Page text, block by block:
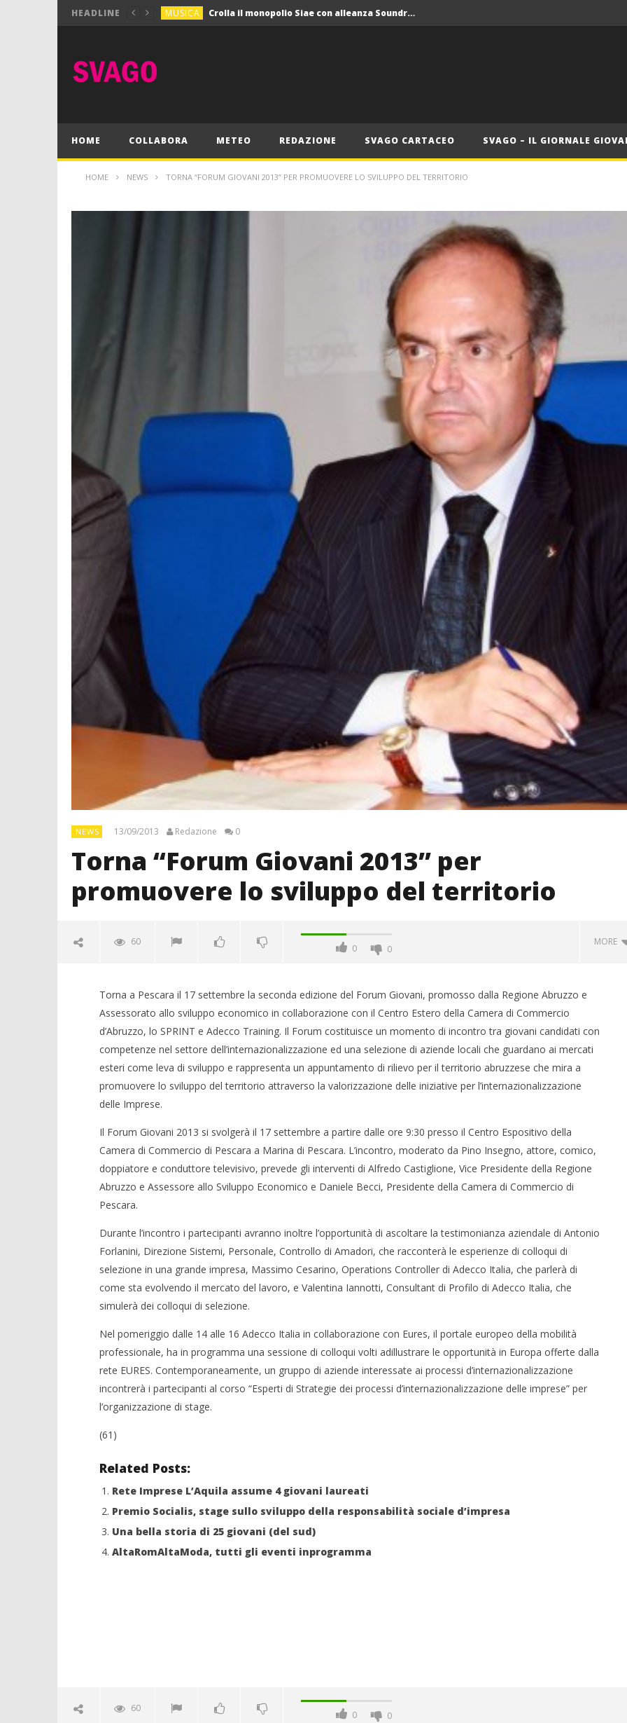
HEADLINE MUSICA Crolla il monopolio Siae con alleanza Soundreef – LEA
MUSICA Crolla il monopolio Siae con alleanza Soundreef – LEA
HOME COLLABORA METEO REDAZIONE SVAGO CARTACEO SVAGO – IL GIORNALE
HOME NEWS TORNA “FORUM GIOVANI 2013” PER PROMUOVERE LO SVILUPPO DEL TERRITORIO
NEWS 13/09/2013 Redazione 0
Torna “Forum Giovani 2013” per
promuovere lo sviluppo del territorio
60
0 0
MORE
NOW VIEWING
promuovere lo sviluppo del
territorio
13/09/2013
Redazione
alleanza Soundreef - LEA
13/09/2013
Redazione
13/09/2013
Redazione
Torna a Pescara il 17 settembre la seconda edizione del Forum Giovani, promosso dalla Regione Abruzzo e
Assessorato allo sviluppo economico in collaborazione con il Centro Estero della Camera di Commercio
d’Abruzzo, lo SPRINT e Adecco Training. Il Forum costituisce un momento di incontro tra giovani candidati con
competenze nel settore dell’internazionalizzazione ed una selezione di aziende locali che guardano ai mercati
esteri come leva di sviluppo e rappresenta un appuntamento di rilievo per il territorio abruzzese che mira a
promuovere lo sviluppo del territorio attraverso la valorizzazione delle iniziative per l’internazionalizzazione
delle Imprese.
Il Forum Giovani 2013 si svolgerà il 17 settembre a partire dalle ore 9:30 presso il Centro Espositivo della
Camera di Commercio di Pescara a Marina di Pescara. L’incontro, moderato da Pino Insegno, attore, comico,
doppiatore e conduttore televisivo, prevede gli interventi di Alfredo Castiglione, Vice Presidente della Regione
Abruzzo e Assessore allo Sviluppo Economico e Daniele Becci, Presidente della Camera di Commercio di
Pescara.
Durante l’incontro i partecipanti avranno inoltre l’opportunità di ascoltare la testimonianza aziendale di Antonio
Forlanini, Direzione Sistemi, Personale, Controllo di Amadori, che racconterà le esperienze di colloqui di
selezione in una grande impresa, Massimo Cesarino, Operations Controller di Adecco Italia, che parlerà di
come sta evolvendo il mercato del lavoro, e Valentina Iannotti, Consultant di Profilo di Adecco Italia, che
simulerà dei colloqui di selezione.
Nel pomeriggio dalle 14 alle 16 Adecco Italia in collaborazione con Eures, il portale europeo della mobilità
professionale, ha in programma una sessione di colloqui volti adillustrare le opportunità in Europa offerte dalla
rete EURES. Contemporaneamente, un gruppo di aziende interessate ai processi d’internazionalizzazione
incontrerà i partecipanti al corso “Esperti di Strategie dei processi d’internazionalizzazione delle imprese” per
l’organizzazione di stage.
(61)
Related Posts:
Rete Imprese L’Aquila assume 4 giovani laureati
Premio Socialis, stage sullo sviluppo della responsabilità sociale d’impresa
Una bella storia di 25 giovani (del sud)
AltaRomAltaModa, tutti gli eventi inprogramma
60
0 0